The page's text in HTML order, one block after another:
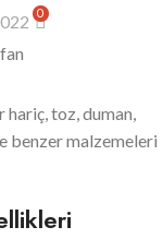
0
hariç, toz, duman,
benzer malzemeleri